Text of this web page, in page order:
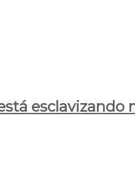
esclavizando